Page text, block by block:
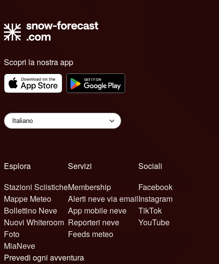
Scopri la nostra app
Esplora
Stazioni Sciistiche
Mappe Meteo
Bollettino Neve
Nuovi Whiteroom
Foto
MiaNeve
Servizi
Membership
Alerti neve via email
App mobile neve
Reporteri neve
Feeds meteo
Sociali
Facebook
Instagram
TikTok
YouTube
Prevedi ogni avventura